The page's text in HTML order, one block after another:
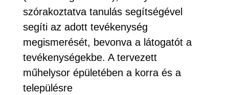
szórakoztatva tanulás segítségével
segíti az adott tevékenység
megismerését, bevonva a látogatót a
tevékenységekbe. A tervezett
műhelysor épületében a korra és a
településre